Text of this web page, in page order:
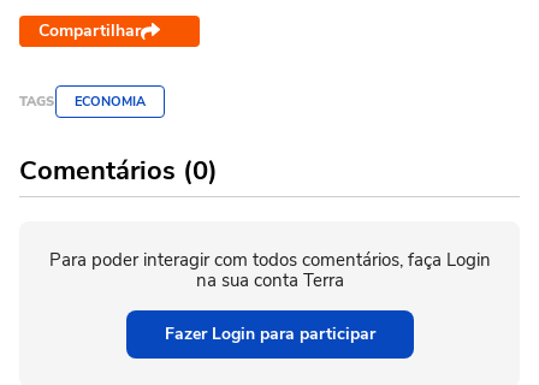
Compartilhar
TAGS ECONOMIA
Comentários (0)
Para poder interagir com todos comentários, faça Login
na sua conta Terra
Fazer Login para participar